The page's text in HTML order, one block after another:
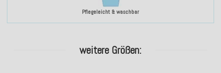
Pflegeleicht & waschbar
weitere Größen: